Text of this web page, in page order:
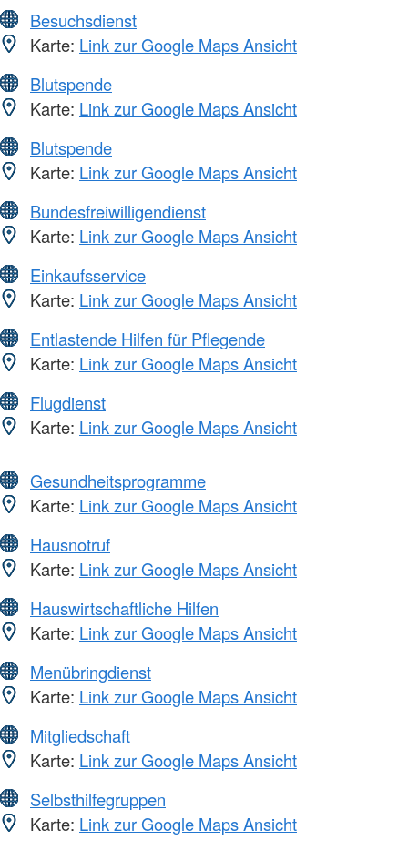
Besuchsdienst
Karte: Link zur Google Maps Ansicht
Blutspende
Karte: Link zur Google Maps Ansicht
Blutspende
Karte: Link zur Google Maps Ansicht
Bundesfreiwilligendienst
Karte: Link zur Google Maps Ansicht
Einkaufsservice
Karte: Link zur Google Maps Ansicht
Entlastende Hilfen für Pflegende
Karte: Link zur Google Maps Ansicht
Flugdienst
Karte: Link zur Google Maps Ansicht
Gesundheitsprogramme
Karte: Link zur Google Maps Ansicht
Hausnotruf
Karte: Link zur Google Maps Ansicht
Hauswirtschaftliche Hilfen
Karte: Link zur Google Maps Ansicht
Menübringdienst
Karte: Link zur Google Maps Ansicht
Mitgliedschaft
Karte: Link zur Google Maps Ansicht
Selbsthilfegruppen
Karte: Link zur Google Maps Ansicht